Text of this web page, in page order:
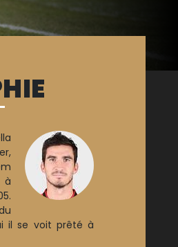
à
il se voit prêté à